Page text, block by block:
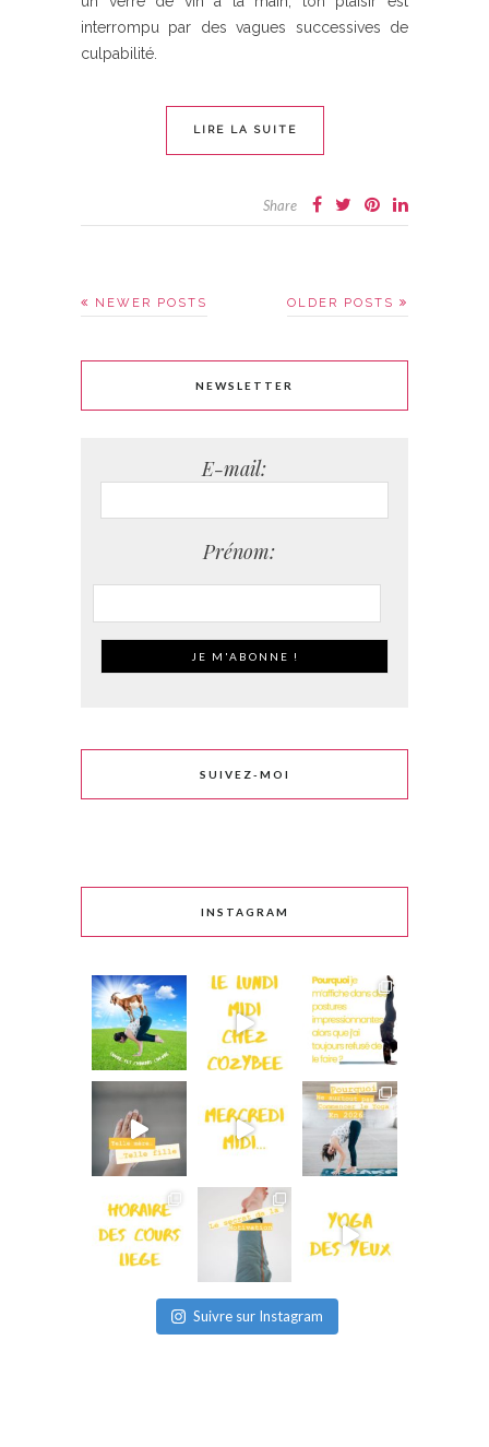
interrompu par des vagues successives de
culpabilité.
LIRE LA SUITE
Share
OLDER POSTS
NEWER POSTS
NEWSLETTER
E-mail:
Prénom:
SUIVEZ-MOI
INSTAGRAM
Suivre sur Instagram